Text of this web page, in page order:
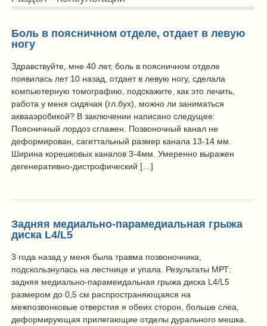
Боль в поясничном отделе, отдает в левую
ногу
Здравствуйте, мне 40 лет, боль в поясничном отделе
появилась лет 10 назад, отдает в левую ногу, сделала
компьютерную томографию, подскажите, как это лечить,
работа у меня сидячая (гл.бух), можно ли заниматься
аквааэробикой? В заключении написано следущее:
Поясничный лордоз сглажен. Позвоночный канал не
деформирован, сагиттальный размер канала 13-14 мм.
Ширина корешковых каналов 3-4мм. Умеренно выражен
дегенеративно-дистрофический […]
Задняя медиально-парамедиальная грыжа
диска L4/L5
3 года назад у меня была травма позвоночника,
подскользнулась на лестнице и упала. Результаты МРТ:
задняя медиально-парамеидальная грыжа диска L4/L5
размером до 0,5 см распространяющаяся на
межпозвонковые отверстия я обеих сторон, больше слеа,
деформирующая прилегающие отделы дурального мешка.